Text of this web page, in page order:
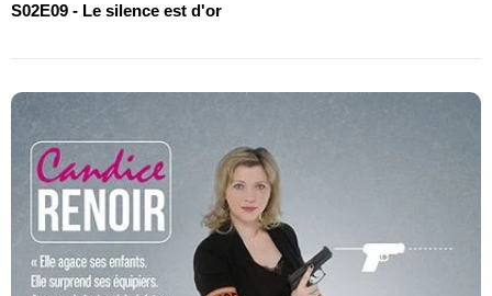
S02E09 - Le silence est d'or